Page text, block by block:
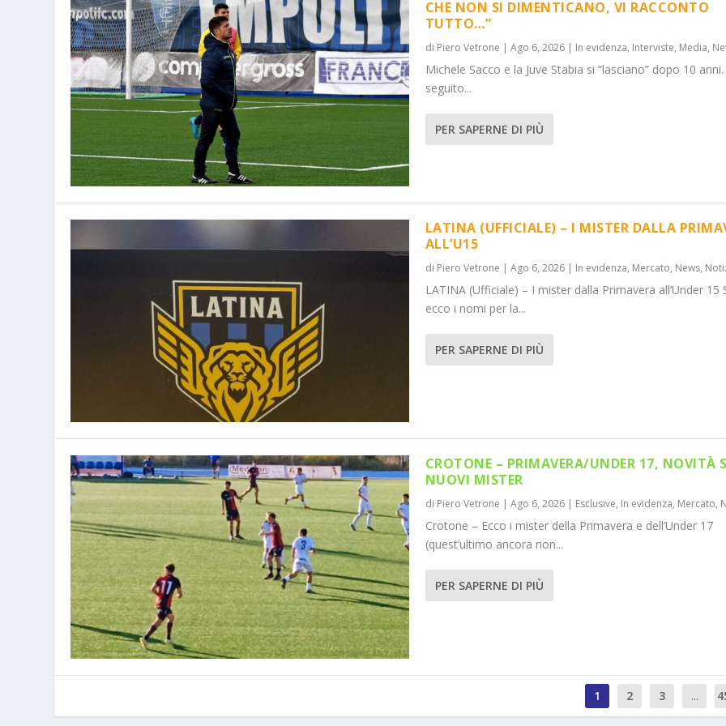
CHE NON SI DIMENTICANO, VI RACCONTO
TUTTO…”
di Piero Vetrone | Ago 6, 2026| In evidenza, Interviste, Media,
Michele Sacco e la Juve Stabia si “lasciano” dopo 10
seguito...
PER SAPERNE DI PIÙ
LATINA (UFFICIALE) – I MISTER DALLA
ALL’U15
di Piero Vetrone | Ago 6, 2026| In evidenza, Mercato, News,
LATINA (Ufficiale) – I mister dalla Primavera all’Under 15
ecco i nomi per la...
PER SAPERNE DI PIÙ
CROTONE – PRIMAVERA/UNDER 17, NOVITÀ
NUOVI MISTER
di Piero Vetrone | Ago 6, 2026| Esclusive, In evidenza, Mercato,
Crotone – Ecco i mister della Primavera e dell’Under 17
(quest’ultimo ancora non...
PER SAPERNE DI PIÙ
1 2 3 ...